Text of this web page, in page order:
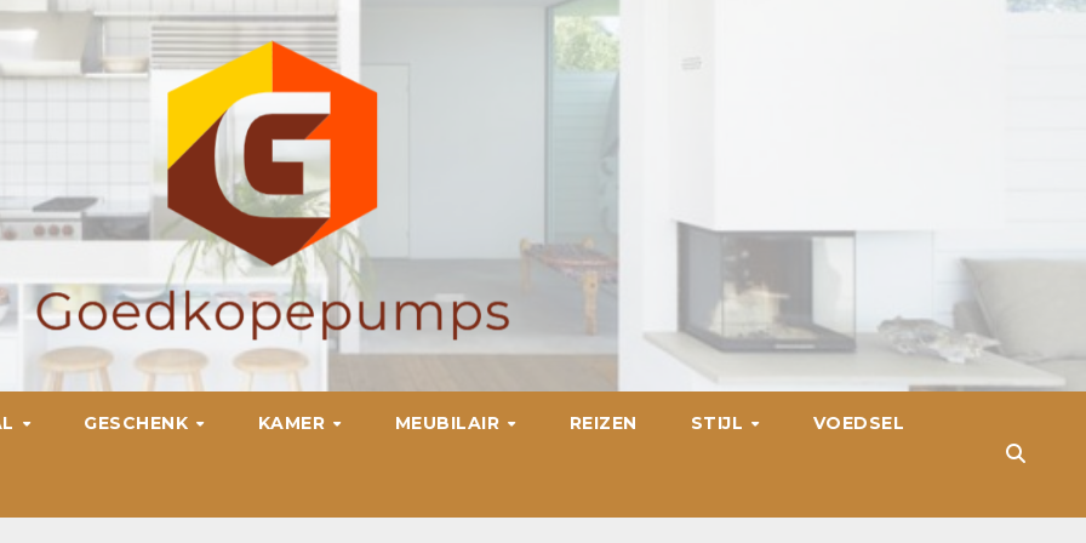
GESCHENK KAMER MEUBILAIR REIZEN STIJL VOEDSEL